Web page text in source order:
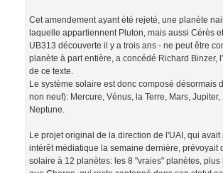
Cet amendement ayant été rejeté, une planète
laquelle appartiennent Pluton, mais aussi Cérès
UB313 découverte il y a trois ans - ne peut être
planète à part entière, a concédé Richard Binzer,
de ce texte.
Le système solaire est donc composé désormais
non neuf): Mercure, Vénus, la Terre, Mars,
Neptune.
Le projet original de la direction de l'UAI, qui
intérêt médiatique la semaine dernière, prévoyait
solaire à 12 planètes: les 8 "vraies" planètes,